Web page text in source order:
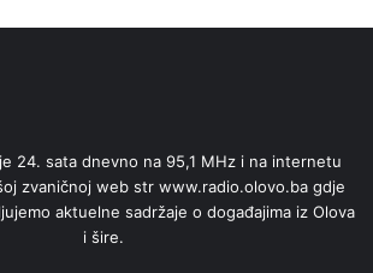
24. sata dnevno na 95,1 MHz i na internetu
zvaničnoj web str www.radio.olovo.ba gdje
aktuelne sadržaje o događajima iz Olova
i šire.